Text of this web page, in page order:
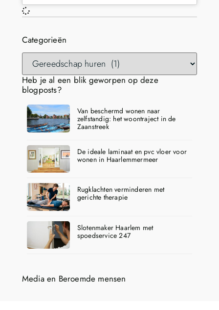
Categorieën
Heb je al een blik geworpen op deze
blogposts?
Van beschermd wonen naar
zelfstandig: het woontraject in de
Zaanstreek
De ideale laminaat en pvc vloer voor
wonen in Haarlemmermeer
Rugklachten verminderen met
gerichte therapie
Slotenmaker Haarlem met
spoedservice 247
Media en Beroemde mensen